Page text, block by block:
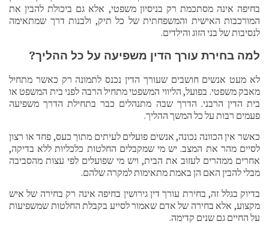
בחיפה אינה מסתכמת רק בניסיון משפטי, אלא גם ביכולת להבין את
המורכבות האישית והמשפחתית של כל תיק, ולבנות דרך שמתאימה
לנסיבות של בני הזוג והילדים.
למה בחירת עורך הדין משפיעה על כל ההליך?
לא מעט אנשים חושבים שעורך הדין נכנס לתמונה רק כאשר מתחיל
מאבק משפטי. בפועל, הליווי המשפטי מתחיל הרבה לפני בית המשפט או
בית הדין הרבני. הדרך שבה מתנהלים כבר בתחילת הדרך משפיעה
פעמים רבות על כל המשך ההליך.
כאשר אין הכוונה נכונה, אנשים פועלים לעיתים מתוך כעס, פחד או רצון
לסיים מהר את המצב. יש מי שמקבלים החלטות כלכליות ללא בדיקה,
אחרים ממהרים לעזוב את הבית, ויש מי שפועלים לפי עצות מהסביבה
מבלי להבין האם הן באמת מתאימות למקרה שלהם.
בדיוק בגלל זה, בחירת עורך דין גירושין בחיפה אינה רק בחירה של איש
מקצוע, אלא בחירה של אדם שאמור לסייע בקבלת החלטות שמשפיעות
על החיים גם שנים קדימה.